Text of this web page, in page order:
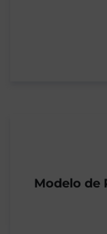
Modelo de